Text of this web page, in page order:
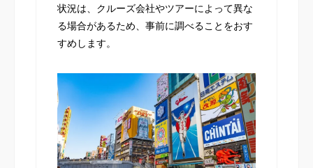
状況は、クルーズ会社やツアーによって異な
る場合があるため、事前に調べることをおす
すめします。